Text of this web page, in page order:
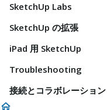
SketchUp Labs
SketchUp の拡張
iPad 用 SketchUp
Troubleshooting
接続とコラボレーション